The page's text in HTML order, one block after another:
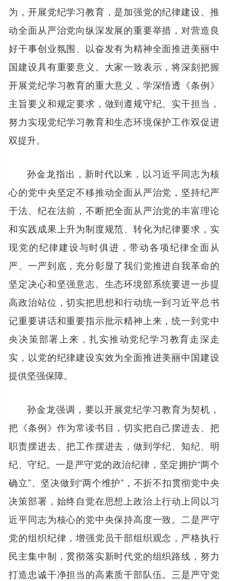
为，开展党纪学习教育，是加强党的纪律建设、推
动全面从严治党向纵深发展的重要举措，对营造良
好干事创业氛围、以奋发有为精神全面推进美丽中
国建设具有重要意义。大家一致表示，将深刻把握
开展党纪学习教育的重大意义，学深悟透《条例》
主旨要义和规定要求，做到遵规守纪、实干担当，
努力实现党纪学习教育和生态环境保护工作双促进
双提升。
孙金龙指出，新时代以来，以习近平同志为核
心的党中央坚定不移推动全面从严治党，坚持纪严
于法、纪在法前，不断把全面从严治党的丰富理论
和实践成果上升为制度规范、转化为纪律要求，实
现党的纪律建设与时俱进，带动各项纪律全面从
严、一严到底，充分彰显了我们党推进自我革命的
坚定决心和坚强意志。生态环境部系统要进一步提
高政治站位，切实把思想和行动统一到习近平总书
记重要讲话和重要指示批示精神上来，统一到党中
央决策部署上来，扎实推动党纪学习教育走深走
实，以党的纪律建设实效为全面推进美丽中国建设
提供坚强保障。
孙金龙强调，要以开展党纪学习教育为契机，
把《条例》作为常读书目，切实把自己摆进去、把
职责摆进去、把工作摆进去，做到学纪、知纪、明
纪、守纪。一是严守党的政治纪律，坚定拥护“两个
确立”、坚决做到“两个维护”，不折不扣贯彻党中央
决策部署，始终自觉在思想上政治上行动上同以习
近平同志为核心的党中央保持高度一致。二是严守
党的组织纪律，增强党员干部组织观念，严格执行
民主集中制，贯彻落实新时代党的组织路线，努力
打造忠诚干净担当的高素质干部队伍。三是严守党